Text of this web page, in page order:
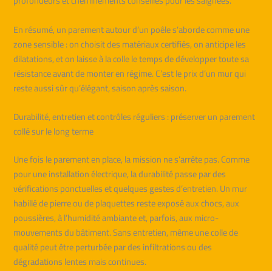
En résumé, un parement autour d’un poêle s’aborde comme une
zone sensible : on choisit des matériaux certifiés, on anticipe les
dilatations, et on laisse à la colle le temps de développer toute sa
résistance avant de monter en régime. C’est le prix d’un mur qui
reste aussi sûr qu’élégant, saison après saison.
Durabilité, entretien et contrôles réguliers : préserver un parement
collé sur le long terme
Une fois le parement en place, la mission ne s’arrête pas. Comme
pour une installation électrique, la durabilité passe par des
vérifications ponctuelles et quelques gestes d’entretien. Un mur
habillé de pierre ou de plaquettes reste exposé aux chocs, aux
poussières, à l’humidité ambiante et, parfois, aux micro-
mouvements du bâtiment. Sans entretien, même une colle de
qualité peut être perturbée par des infiltrations ou des
dégradations lentes mais continues.